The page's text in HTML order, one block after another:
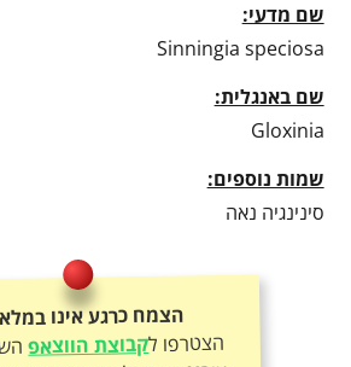
שם מדעי:
Sinningia speciosa
שם באנגלית:
Gloxinia
שמות נוספים:
סינינגיה נאה
הצמח כרגע אינו
הצטרפו לקבוצת הווצאפאורגניקו